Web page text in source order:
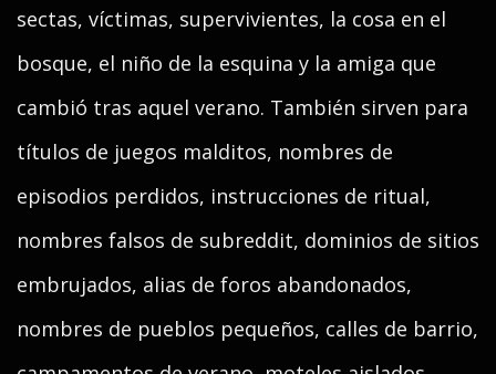
sectas, víctimas, supervivientes, la cosa en el
bosque, el niño de la esquina y la amiga que
cambió tras aquel verano. También sirven para
títulos de juegos malditos, nombres de
episodios perdidos, instrucciones de ritual,
nombres falsos de subreddit, dominios de sitios
embrujados, alias de foros abandonados,
nombres de pueblos pequeños, calles de barrio,